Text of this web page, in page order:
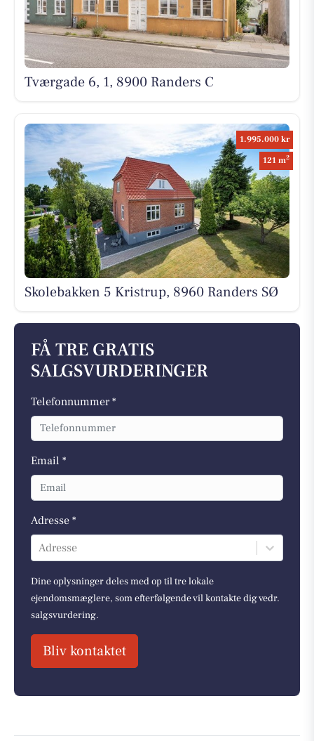
Tværgade 6, 1, 8900 Randers C
1.995.000 kr
121 m2
Skolebakken 5 Kristrup, 8960 Randers SØ
FÅ TRE GRATIS
SALGSVURDERINGER
Telefonnummer *
Email *
Adresse *
Adresse
Dine oplysninger deles med op til tre lokale
ejendomsmæglere, som efterfølgende vil kontakte dig vedr.
salgsvurdering.
Bliv kontaktet